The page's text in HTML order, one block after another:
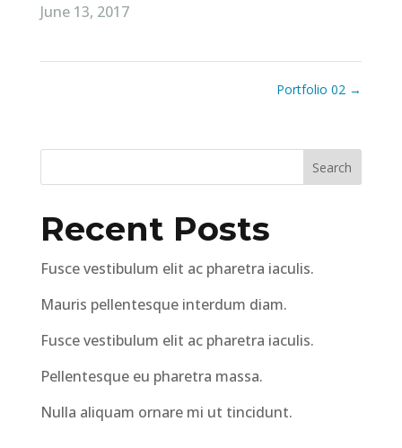
June 13, 2017
Portfolio 02 →
Search
Recent Posts
Fusce vestibulum elit ac pharetra iaculis.
Mauris pellentesque interdum diam.
Fusce vestibulum elit ac pharetra iaculis.
Pellentesque eu pharetra massa.
Nulla aliquam ornare mi ut tincidunt.